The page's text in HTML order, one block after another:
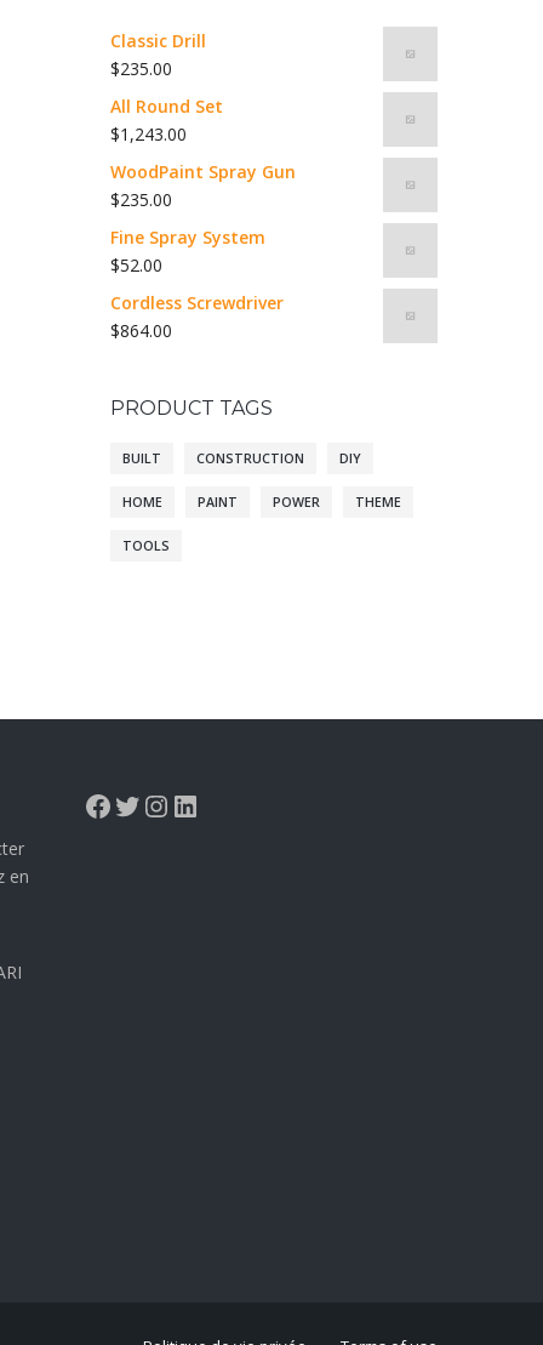
Classic Drill
$235.00
All Round Set
$1,243.00
WoodPaint Spray Gun
$235.00
Fine Spray System
$52.00
Cordless Screwdriver
$864.00
PRODUCT TAGS
BUILT CONSTRUCTION DIY
HOME PAINT POWER THEME
TOOLS
en
Facebook
Twitter
Instagram
LinkedIn